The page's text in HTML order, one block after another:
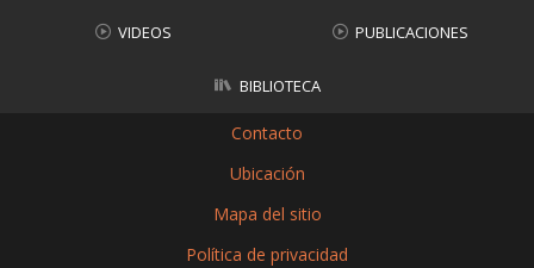
VIDEOS PUBLICACIONES
BIBLIOTECA
Contacto
Ubicación
Mapa del sitio
Política de privacidad